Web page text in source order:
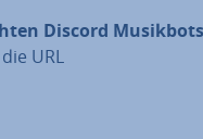
Discord Musikbots
URL